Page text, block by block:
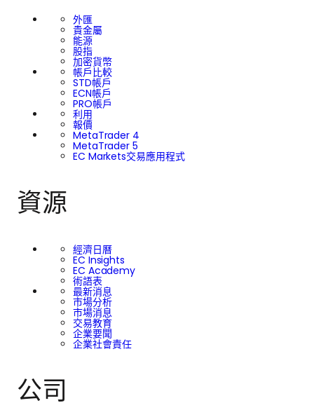
外匯
貴金屬
能源
股指
加密貨幣
帳戶比較
STD帳戶
ECN帳戶
PRO帳戶
利用
報價
MetaTrader 4
MetaTrader 5
EC Markets交易應用程式
資源
經濟日曆
EC Insights
EC Academy
術語表
最新消息
市場分析
市場消息
交易教育
企業要聞
企業社會責任
公司